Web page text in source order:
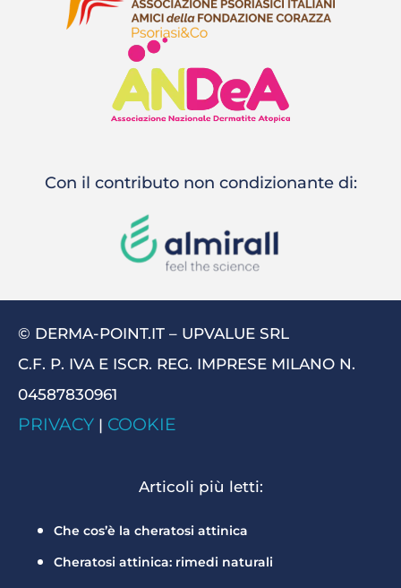
Con il contributo non condizionante di:
© DERMA-POINT.IT – UPVALUE SRL
C.F. P. IVA E ISCR. REG. IMPRESE MILANO N.
04587830961
PRIVACY | COOKIE
Articoli più letti:
Che cos’è la cheratosi attinica
Cheratosi attinica: rimedi naturali